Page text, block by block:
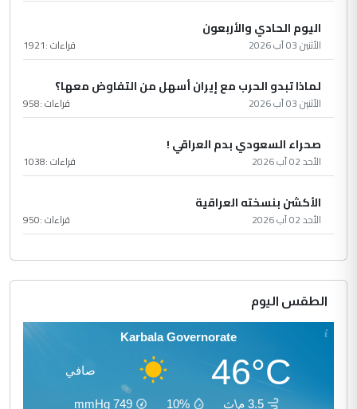
اليوم الحادي والأربعون
الأثنين 03 آب 2026 قراءات :1921
لماذا تبدو الحرب مع إيران أسهل من التفاوض معها؟
الأثنين 03 آب 2026 قراءات :958
صحراء السعودي بدم العراقي !
الأحد 02 آب 2026 قراءات :1038
الأكشن بنسخته العراقية
الأحد 02 آب 2026 قراءات :950
الطقس اليوم
Karbala Governorate
46°C صافي
3.5 م\ث 10%
749
mmHg